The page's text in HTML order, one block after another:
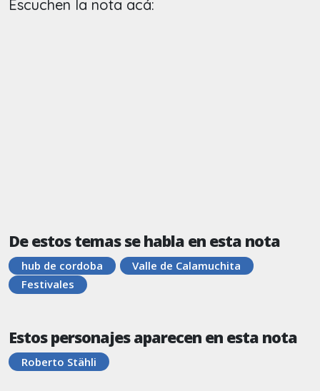
Escuchen la nota acá:
De estos temas se habla en esta nota
hub de cordoba
Valle de Calamuchita
Festivales
Estos personajes aparecen en esta nota
Roberto Stähli